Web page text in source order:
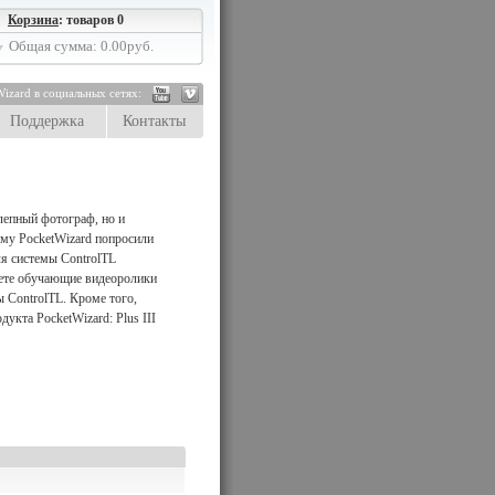
Корзина: товаров 0
Общая сумма: 0.00руб.
в социальных сетях:
Поддержка Контакты
фотограф, но и
PocketWizard попросили
системы ControlTL
обучающие видеоролики
ControlTL. Кроме того,
PocketWizard: Plus III